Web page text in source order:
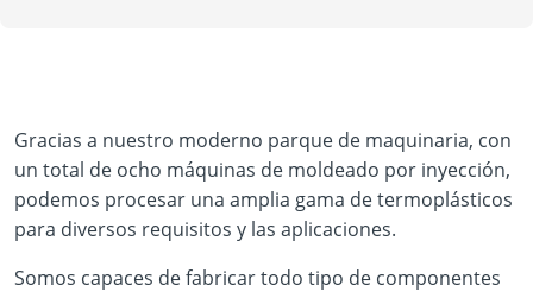
Gracias a nuestro moderno parque de maquinaria, con
un total de ocho máquinas de moldeado por inyección,
podemos procesar una amplia gama de termoplásticos
para diversos requisitos y las aplicaciones.
Somos capaces de fabricar todo tipo de componentes